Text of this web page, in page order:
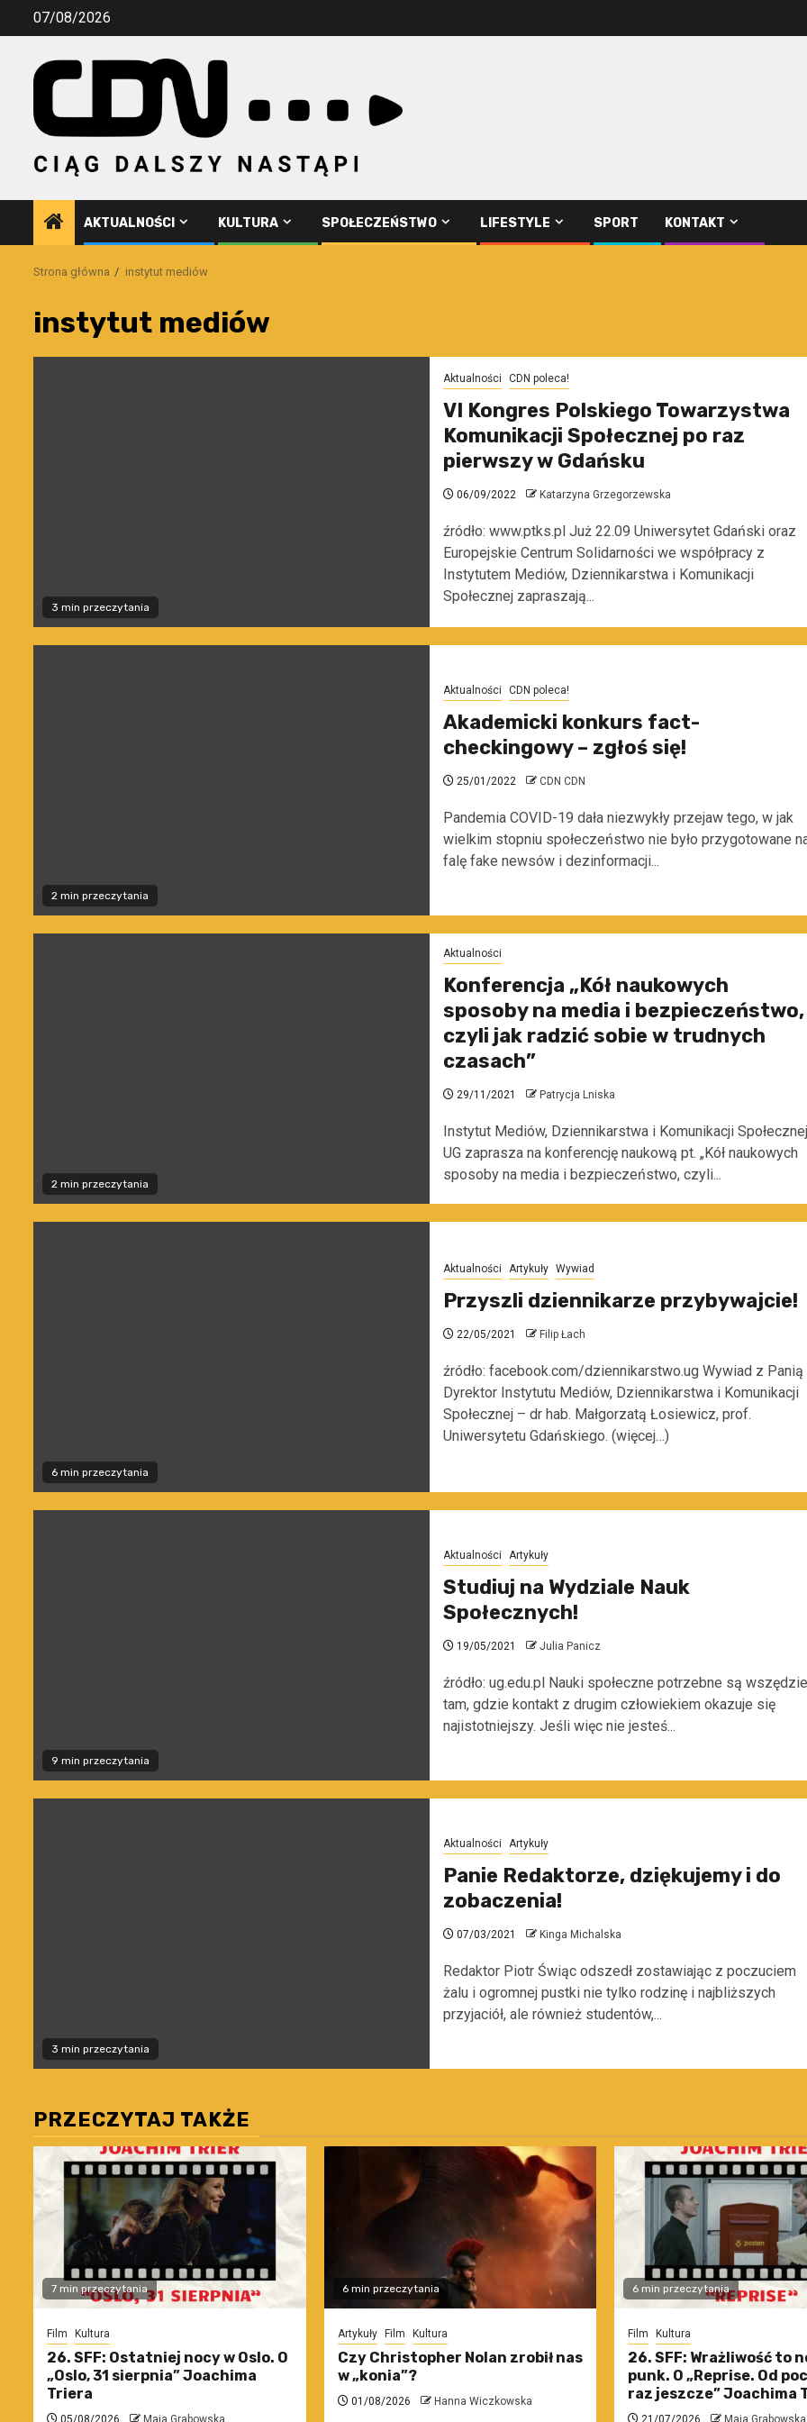
Przejdź07/08/2026
AKTUALNOŚCI KULTURA SPOŁECZEŃSTWO LIFESTYLE SPORT KONTAKT
Strona główna instytut mediów
instytut mediów
3 min przeczytania
Aktualności CDN poleca!
VI Kongres Polskiego Towarzystwa
Komunikacji Społecznej po raz
pierwszy w Gdańsku
06/09/2022 Katarzyna Grzegorzewska
źródło: www.ptks.pl Już 22.09 Uniwersytet Gdański oraz
Europejskie Centrum Solidarności we współpracy z
Instytutem Mediów, Dziennikarstwa i Komunikacji
Społecznej zapraszają...
2 min przeczytania
Aktualności CDN poleca!
Akademicki konkurs fact-
checkingowy – zgłoś się!
25/01/2022 CDN CDN
Pandemia COVID-19 dała niezwykły przejaw tego, w jak
wielkim stopniu społeczeństwo nie było przygotowane
falę fake newsów i dezinformacji...
2 min przeczytania
Aktualności
Konferencja „Kół naukowych
sposoby na media i bezpieczeństwo,
czyli jak radzić sobie w trudnych
czasach”
29/11/2021 Patrycja Lniska
Instytut Mediów, Dziennikarstwa i Komunikacji Społecznej
UG zaprasza na konferencję naukową pt. „Kół naukowych
sposoby na media i bezpieczeństwo, czyli...
6 min przeczytania
Aktualności Artykuły Wywiad
Przyszli dziennikarze przybywajcie!
22/05/2021 Filip Łach
źródło: facebook.com/dziennikarstwo.ug Wywiad z Panią
Dyrektor Instytutu Mediów, Dziennikarstwa i Komunikacji
Społecznej – dr hab. Małgorzatą Łosiewicz, prof.
Uniwersytetu Gdańskiego. (więcej…)
9 min przeczytania
Aktualności Artykuły
Studiuj na Wydziale Nauk
Społecznych!
19/05/2021 Julia Panicz
źródło: ug.edu.pl Nauki społeczne potrzebne są wszędzie
tam, gdzie kontakt z drugim człowiekiem okazuje się
najistotniejszy. Jeśli więc nie jesteś...
3 min przeczytania
Aktualności Artykuły
Panie Redaktorze, dziękujemy i do
zobaczenia!
07/03/2021 Kinga Michalska
Redaktor Piotr Świąc odszedł zostawiając z poczuciem
żalu i ogromnej pustki nie tylko rodzinę i najbliższych
przyjaciół, ale również studentów,...
PRZECZYTAJ TAKŻE
7 min przeczytania
Film Kultura
26. SFF: Ostatniej nocy w Oslo. O
„Oslo, 31 sierpnia” Joachima
Triera
05/08/2026 Maja Grabowska
6 min przeczytania
Artykuły Film Kultura
Czy Christopher Nolan zrobił nas
w „konia”?
01/08/2026 Hanna Wiczkowska
6 min przeczytania
Film Kultura
26. SFF: Wrażliwość to
punk. O „Reprise. Od
raz jeszcze” Joachima
21/07/2026 Maja Grabowska